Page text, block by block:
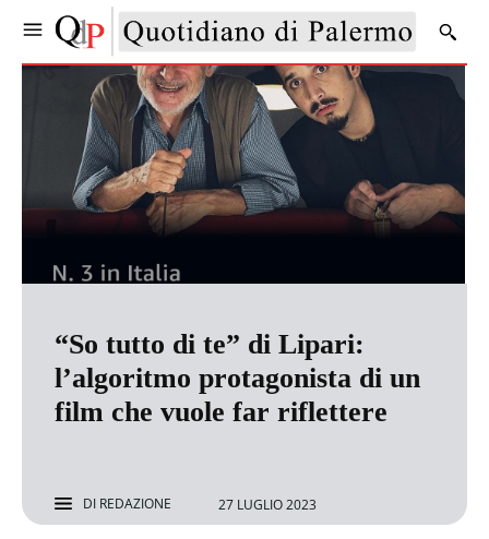
“So tutto di te” di Lipari:
l’algoritmo protagonista di un
film che vuole far riflettere
DI REDAZIONE 27 LUGLIO 2023